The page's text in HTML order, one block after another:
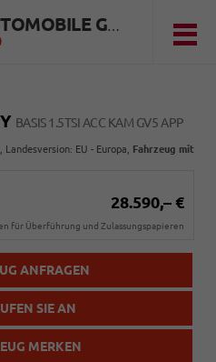
HUBER AUTOMOBILE GMBH
BASIS 1.5TSI ACC KAM GV5 APP
, Landesversion: EU - Europa, Fahrzeug mit
28.590,– €
für Überführung und Zulassungspapieren
ANFRAGEN
SIE AN
MERKEN